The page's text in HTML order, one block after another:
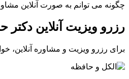
چگونه می توانم به صورت آنلاین
رزرو ویزیت آنلاین دکتر
برای رزرو ویزیت و مشاوره آنلاین، خواهشمند است به